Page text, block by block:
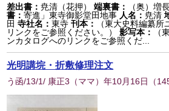
差出書：尭清（花押） 端裏書： （奥）増
書：寄進」東寺御影堂田地事 人名：尭清
田 寺社名：東寺 刊本：
（東大史料編纂
リンクをご参照ください。）
影写本：
（
ンカタログへのリンクをご参照くだ...
光明講垸・折敷修理注文
う函/13/1/ 康正3（ママ）年10月16日 （